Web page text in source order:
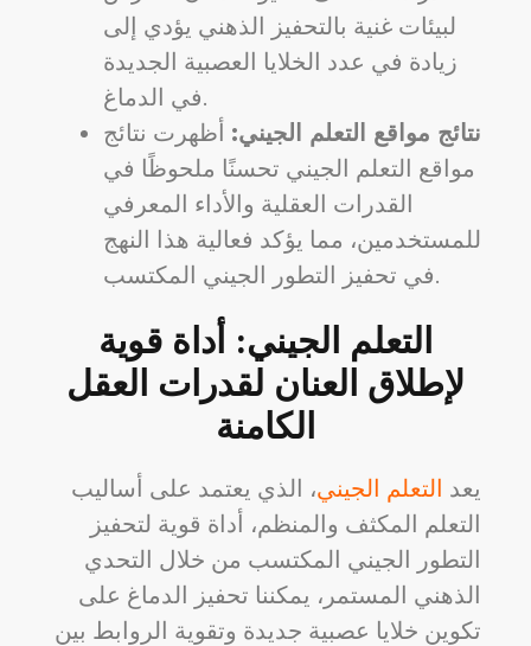
لبيئات غنية بالتحفيز الذهني يؤدي إلى
زيادة في عدد الخلايا العصبية الجديدة
في الدماغ.
نتائج مواقع التعلم الجيني: أظهرت نتائج
مواقع التعلم الجيني تحسنًا ملحوظًا في
القدرات العقلية والأداء المعرفي
للمستخدمين، مما يؤكد فعالية هذا النهج
في تحفيز التطور الجيني المكتسب.
التعلم الجيني: أداة قوية
لإطلاق العنان لقدرات العقل
الكامنة
يعد التعلم الجيني، الذي يعتمد على أساليب
التعلم المكثف والمنظم، أداة قوية لتحفيز
التطور الجيني المكتسب من خلال التحدي
الذهني المستمر، يمكننا تحفيز الدماغ على
تكوين خلايا عصبية جديدة وتقوية الروابط بين